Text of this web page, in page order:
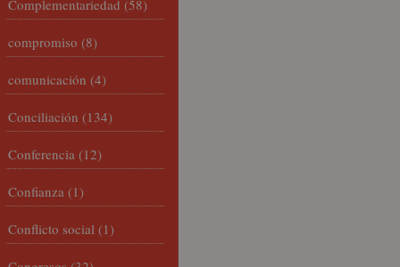
Complementariedad (58)
compromiso (8)
comunicación (4)
Conciliación (134)
Conferencia (12)
Confianza (1)
Conflicto social (1)